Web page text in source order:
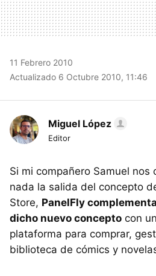
11 Febrero 2010
Actualizado 6 Octubre 2010, 11:46
Miguel López
Editor
Si mi compañero Samuel nos
nada la salida del concepto
Store, PanelFly
dicho nuevo concepto con
plataforma para comprar,
biblioteca de cómics y